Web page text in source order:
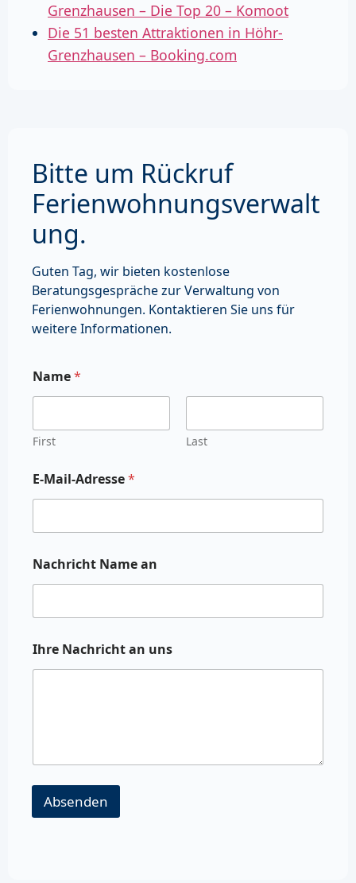
Grenzhausen – Die Top 20 – Komoot
Die 51 besten Attraktionen in Höhr-
Grenzhausen – Booking.com
Bitte um Rückruf
Ferienwohnungsverwalt
ung.
Guten Tag, wir bieten kostenlose
Beratungsgespräche zur Verwaltung von
Ferienwohnungen. Kontaktieren Sie uns für
weitere Informationen.
Name*
First Last
E-Mail-Adresse*
Nachricht Name an
Ihre Nachricht an uns
Absenden